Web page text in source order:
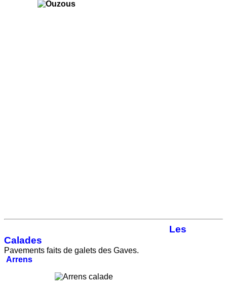
Les
Calades
Pavements faits de galets des Gaves.
Arrens